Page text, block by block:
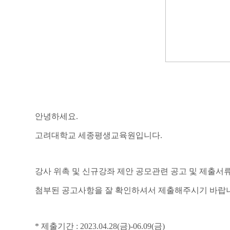
안녕하세요.
고려대학교 세종평생교육원입니다.
강사 위촉 및 신규강좌 제안 공모관련 공고 및 제출서
첨부된 공고사항을 잘 확인하셔서 제출해주시기 바랍
* 제출기간 : 2023.04.28(금)-06.09(금)